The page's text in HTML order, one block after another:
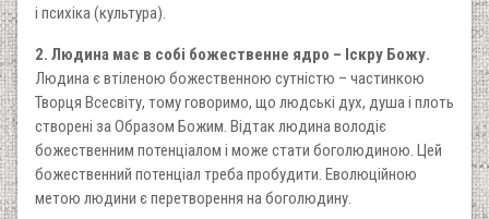
і психіка (культура).
2. Людина має в собі божественне ядро – Іскру Божу.
Людина є втіленою божественною сутністю – частинкою
Творця Всесвіту, тому говоримо, що людські дух, душа і плоть
створені за Образом Божим. Відтак людина володіє
божественним потенціалом і може стати боголюдиною. Цей
божественний потенціал треба пробудити. Еволюційною
метою людини є перетворення на боголюдину.